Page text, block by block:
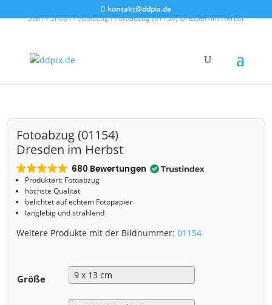
kontakt@ddpix.de
Start/Shop/Fotoabzug/ Fotoabzug (01154) Dresden im Herbst
Fotoabzug (01154)
Dresden im Herbst
680 Bewertungen
Produktart: Fotoabzug
höchste Qualität
belichtet auf echtem Fotopapier
langlebig und strahlend
Weitere Produkte mit der Bildnummer:01154
Größe